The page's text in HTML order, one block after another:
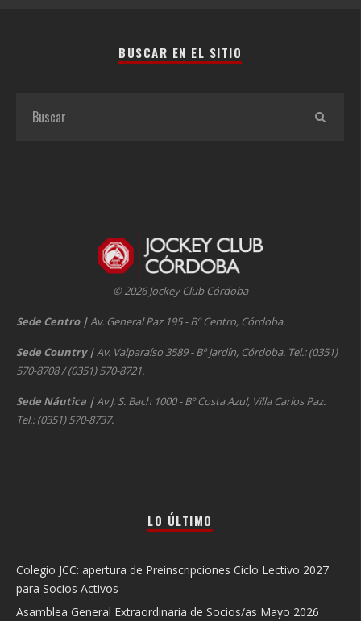
BUSCAR EN EL SITIO
© 2026 Jockey Club Córdoba
Sede Centro |Av. General Paz 195 - Bº Centro, Córdoba.
Sede Country |Av. Valparaíso 3589 - Bº Jardín, Córdoba. Tel.: (0351)
570-8708 / (0351) 570-8721.
Sede Náutica |Av J. S. Bach 1000 - Bº Costa Azul, Villa Carlos Paz.
Tel.: (0351) 570-8737.
LO ÚLTIMO
Colegio JCC: apertura de Preinscripciones Ciclo Lectivo 2027
para Socios Activos
Asamblea General Extraordinaria de Socios/as Mayo 2026